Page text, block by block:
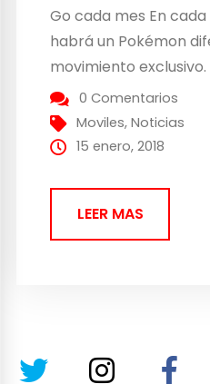
Go cada mes En
habrá un Pokémon
movimiento exclusivo.
Comunidad de
oportunidad para que
puedan reunirse en los
0 Comentarios
Moviles,Noticias
15 enero, 2018
LEER MAS